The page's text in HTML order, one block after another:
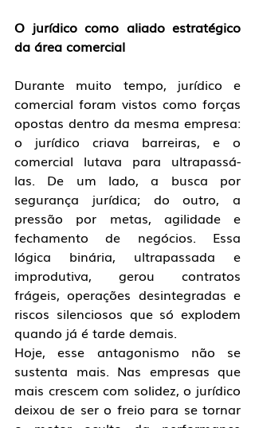
O jurídico como aliado estratégico
da área comercial
Durante muito tempo, jurídico e
comercial foram vistos como forças
opostas dentro da mesma empresa:
o jurídico criava barreiras, e o
comercial lutava para ultrapassá-
las. De um lado, a busca por
segurança jurídica; do outro, a
pressão por metas, agilidade e
fechamento de negócios. Essa
lógica binária, ultrapassada e
improdutiva, gerou contratos
frágeis, operações desintegradas e
riscos silenciosos que só explodem
quando já é tarde demais.
Hoje, esse antagonismo não se
sustenta mais. Nas empresas que
mais crescem com solidez, o jurídico
deixou de ser o freio para se tornar